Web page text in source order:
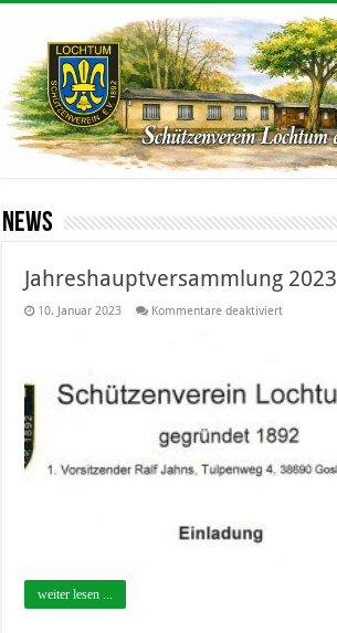
News
Jahreshauptversammlung 2023
10. Januar 2023 Kommentare deaktiviertfür
weiter lesen ...